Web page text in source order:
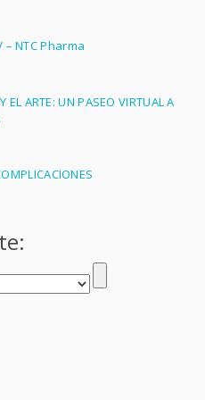
NTC Pharma
EL ARTE: UN PASEO VIRTUAL A